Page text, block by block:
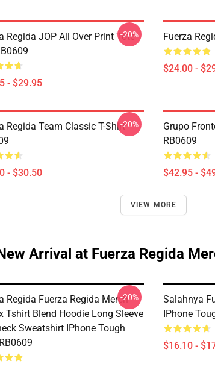
Regida JOP All Over Print Tote
- $29.95
-20% Fuerza
$24.00 -
Regida Team Classic T-Shirt
- $30.50
-20%
Grupo
RB0609
$42.95 -
VIEW MORE
Arrival at Fuerza Regida
Regida Fuerza Regida Merch
Tshirt Blend Hoodie Long Sleeve
Sweatshirt IPhone Tough
-20%
Salahnya
IPhone
$16.10 -